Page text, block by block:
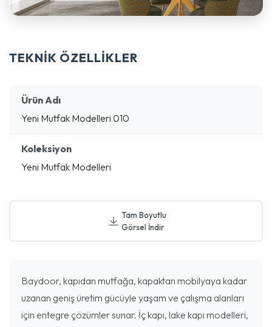
TEKNİK ÖZELLİKLER
Ürün Adı
Yeni Mutfak Modelleri 010
Koleksiyon
Yeni Mutfak Modelleri
Tam Boyutlu
Görsel İndir
Baydoor, kapıdan mutfağa, kapaktan mobilyaya kadar
uzanan geniş üretim gücüyle yaşam ve çalışma alanları
için entegre çözümler sunar. İç kapı, lake kapı modelleri,